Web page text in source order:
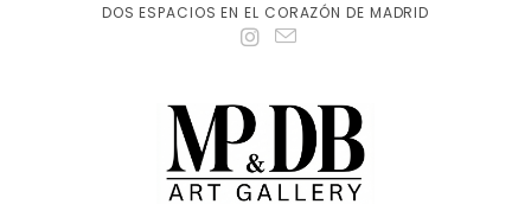
DOS ESPACIOS EN EL CORAZÓN DE MADRID